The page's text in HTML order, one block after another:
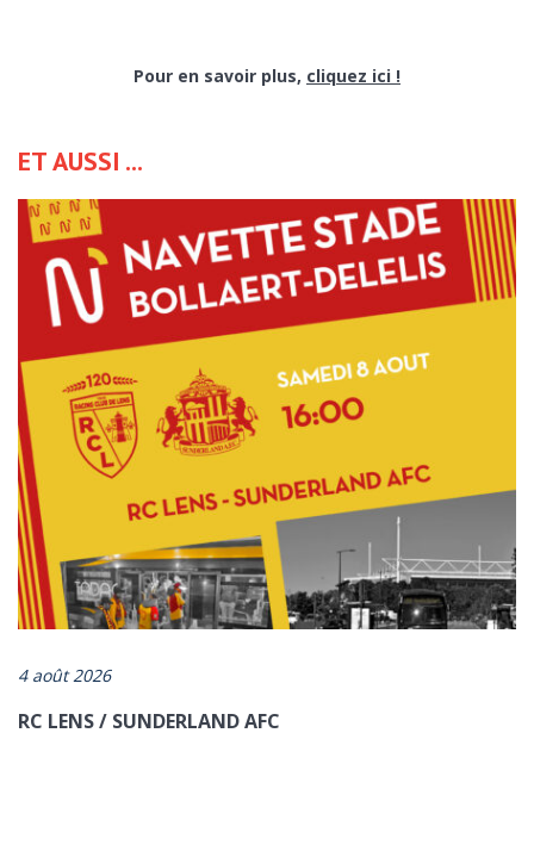
Pour en savoir plus, cliquez ici !
ENVOYER CE CONTENU PAR EMAIL :
https://www.artois-mobilites.fr/allobus-le-service-tadao-a-la-
demande/
ET AUSSI ...
4 août 2026
RC LENS / SUNDERLAND AFC